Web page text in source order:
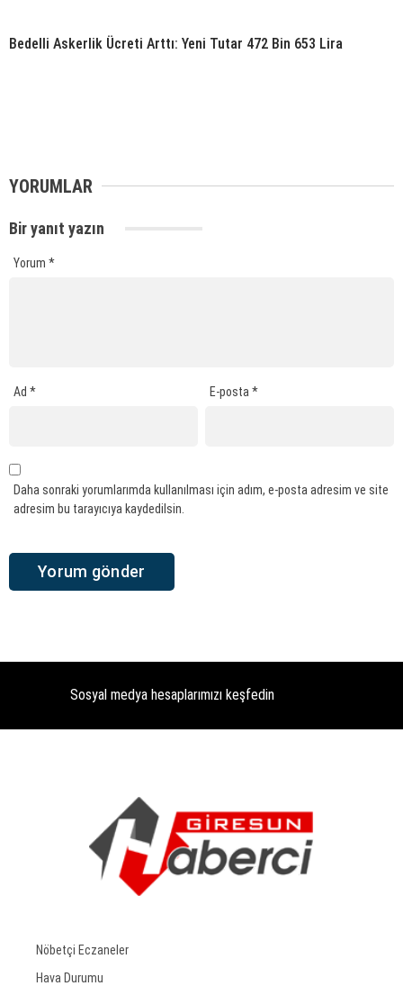
Bedelli Askerlik Ücreti Arttı: Yeni Tutar 472 Bin 653 Lira
YORUMLAR
Bir yanıt yazın
Yorum *
Ad * E-posta*
Daha sonraki yorumlarımda kullanılması için adım, e-posta adresim ve site
adresim bu tarayıcıya kaydedilsin.
Sosyal medya hesaplarımızı keşfedin
Nöbetçi Eczaneler
Hava Durumu